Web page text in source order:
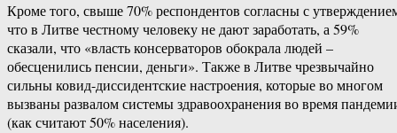
Кроме того, свыше 70% респондентов согласны с
что в Литве честному человеку не дают заработать, а 59%
сказали, что «власть консерваторов обокрала людей –
обесценились пенсии, деньги». Также в Литве чрезвычайно
сильны ковид-диссидентские настроения, которые во многом
вызваны развалом системы здравоохранения во время
(как считают 50% населения).